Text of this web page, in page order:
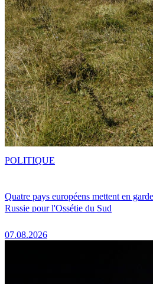
Quatre pays européens mettent en
Russie pour l'Ossétie du Sud
07.08.2026
POLITIQUE